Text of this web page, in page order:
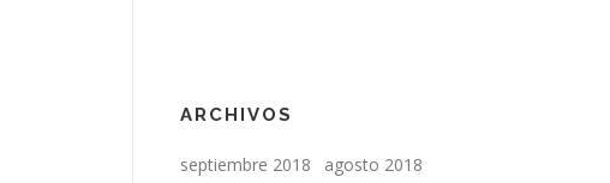
ARCHIVOS
septiembre 2018
agosto 2018